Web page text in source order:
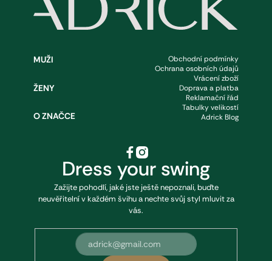
MUŽI
ŽENY
O ZNAČCE
Obchodní podmínky
Ochrana osobních údajů
Vrácení zboží
Doprava a platba
Reklamační řád
Tabulky velikostí
Adrick Blog
Dress your swing
Zažijte pohodlí, jaké jste ještě nepoznali, buďte
neuvěřitelní v každém švihu a nechte svůj styl mluvit za
vás.